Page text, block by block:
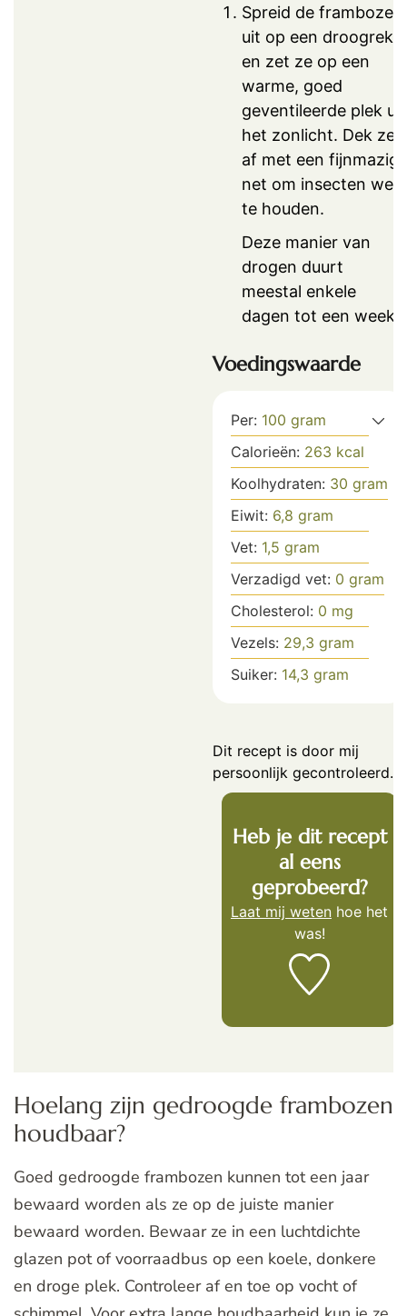
Spreid de frambozen
uit op een droogrek
en zet ze op een
warme, goed
geventileerde plek uit
het zonlicht. Dek ze
af met een fijnmazig
net om insecten weg
te houden.
Deze manier van
drogen duurt
meestal enkele
dagen tot een week.
Voedingswaarde
Per: 100 gram
Calorieën: 263 kcal
Koolhydraten: 30 gram
Eiwit: 6,8 gram
Vet: 1,5 gram
Verzadigd vet: 0 gram
Cholesterol: 0 mg
Vezels: 29,3 gram
Suiker: 14,3 gram
Dit recept is door mij
persoonlijk gecontroleerd.
Heb je dit recept
al eens
geprobeerd?
Laat mij weten hoe het
was!
Hoelang zijn gedroogde frambozen
houdbaar?
Goed gedroogde frambozen kunnen tot een jaar
bewaard worden als ze op de juiste manier
bewaard worden. Bewaar ze in een luchtdichte
glazen pot of voorraadbus op een koele, donkere
en droge plek. Controleer af en toe op vocht of